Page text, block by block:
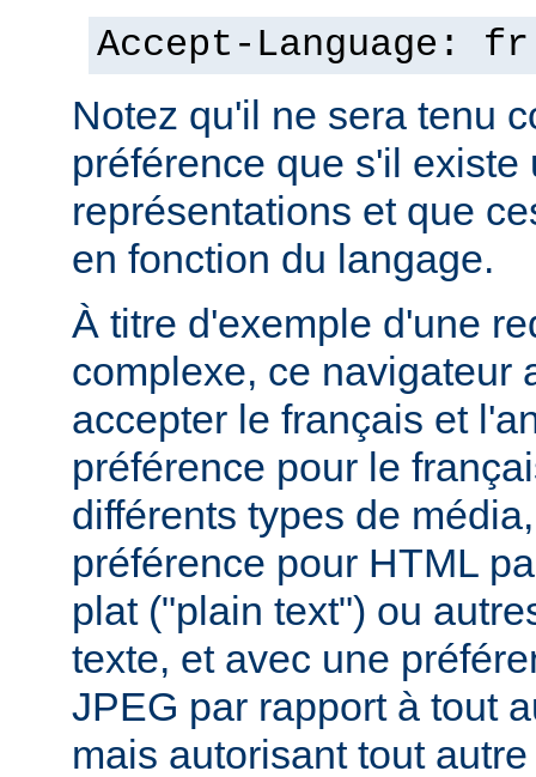
Accept-Language: fr
Notez qu'il ne sera tenu
préférence que s'il existe
représentations et que
en fonction du langage.
À titre d'exemple d'une
complexe, ce navigateur
accepter le français et
préférence pour le
différents types de
préférence pour HTML
plat ("plain text") ou
texte, et avec une
JPEG par rapport à tout
mais autorisant tout